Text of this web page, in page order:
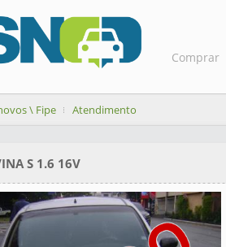
Comprar
\ Fipe Atendimento
S 1.6 16V